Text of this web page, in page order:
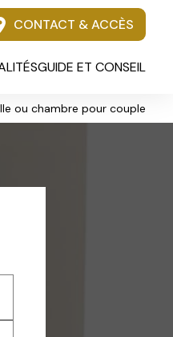
CONTACT & ACCÈS
GUIDE ET CONSEIL
ou chambre pour couple